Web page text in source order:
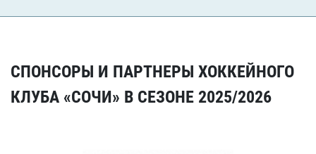
СПОНСОРЫ И ПАРТНЕРЫ ХОККЕЙНОГО
КЛУБА «СОЧИ» В СЕЗОНЕ 2025/2026